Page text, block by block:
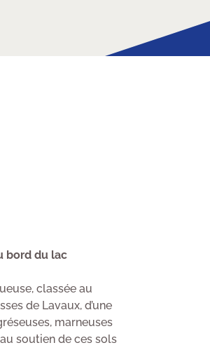
bord du lac
classée au
de Lavaux, d’une
marneuses
soutien de ces sols